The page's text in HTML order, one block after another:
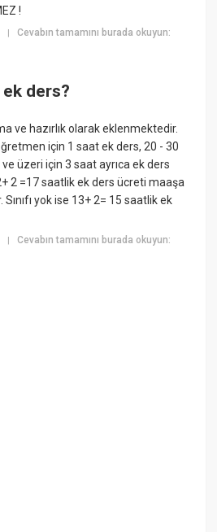
!
|Cevabın tamamını burada okuyun:
ders?
ve hazırlık olarak eklenmektedir.
için 1 saat ek ders, 20 - 30
üzeri için 3 saat ayrıca ek ders
2 =17 saatlik ek ders ücreti maaşa
yok ise 13+ 2= 15 saatlik ek
|Cevabın tamamını burada okuyun: